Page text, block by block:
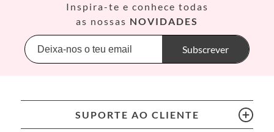
Banwood
BIBS
Inspira-te e conhece todas
as nossas NOVIDADES
Subscrever
SUPORTE AO CLIENTE